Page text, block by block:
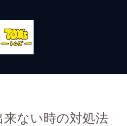
来ない時の対処法